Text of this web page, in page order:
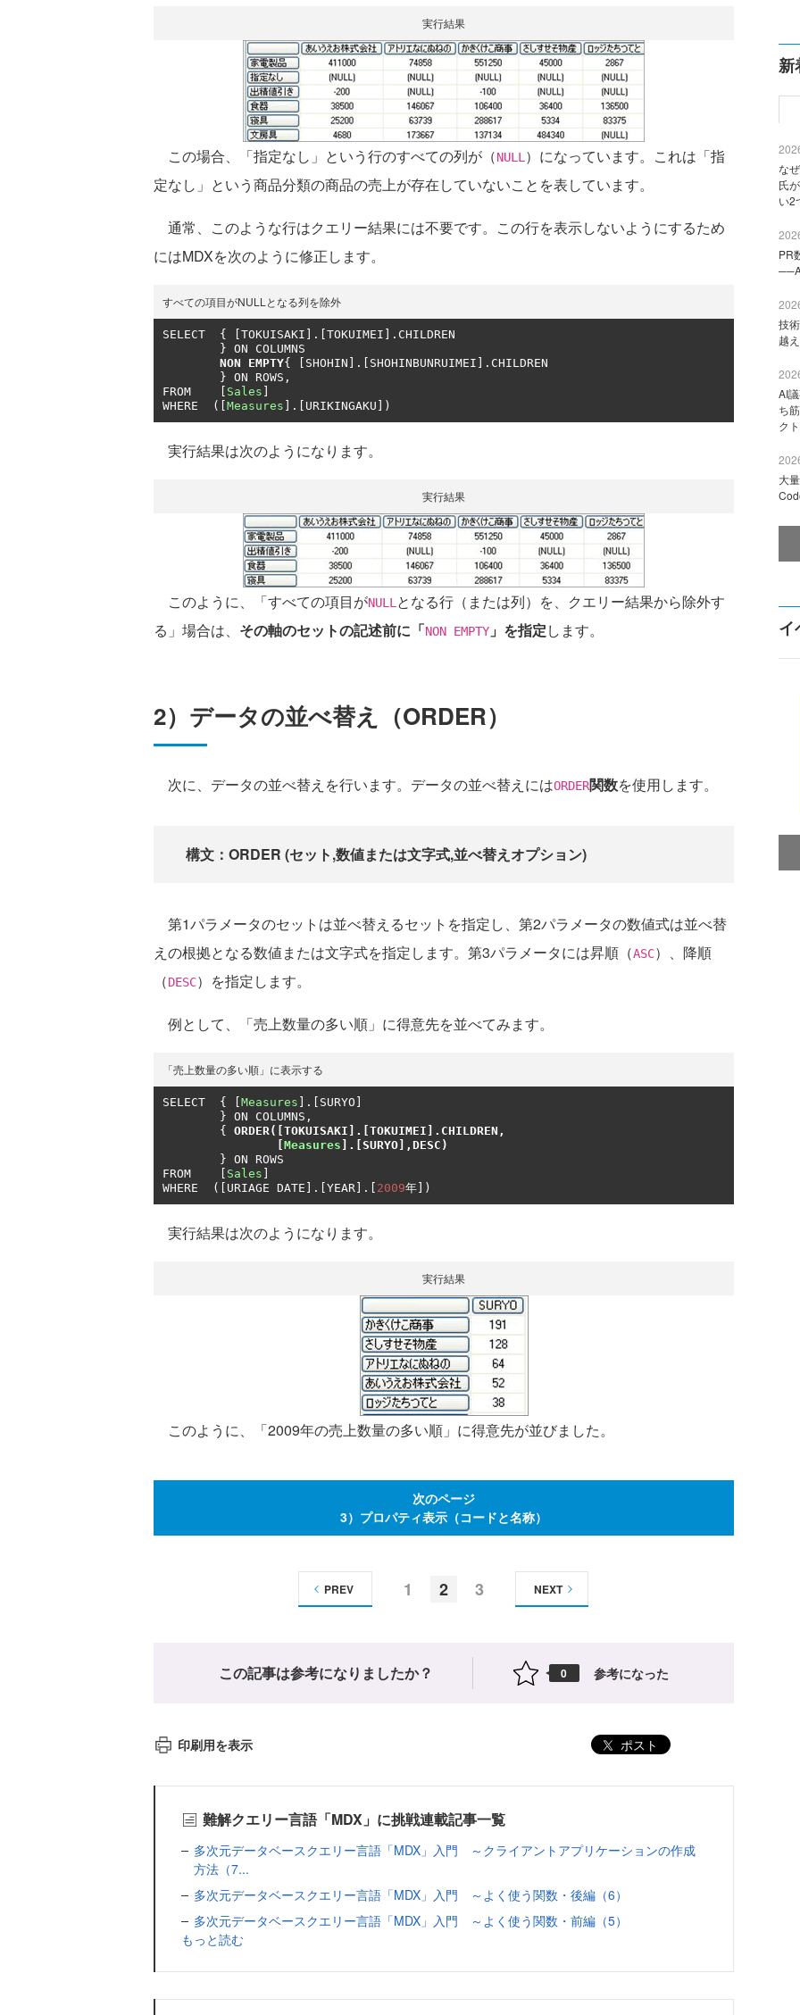
実行結果
この場合、「指定なし」という行のすべての列が（NULL ）になっています。これは「指
定なし」という商品分類の商品の売上が存在していないことを表しています。
通常、このような行はクエリー結果には不要です。この行を表示しないようにするため
にはMDXを次のように修正します。
すべての項目がNULLとなる列を除外
{ TOKUISAKI ].[ TOKUIMEI ]. CHILDREN
} ON COLUMNS
NON EMPTY{ SHOHIN ].[ SHOHINBUNRUIMEI ]. CHILDREN
} ON ROWS ,
Sales
WHERE
([ Measures ].[ URIKINGAKU ])
実行結果は次のようになります。
実行結果
このように、「すべての項目がNULL となる行（または列）を、クエリー結果から除外す
る」場合は、 その軸のセットの記述前に「NON EMPTY 」を指定します。
2）データの並べ替え（ORDER）
次に、データの並べ替えを行います。データの並べ替えにはORDER関数を使用します。
構文：ORDER (セット,数値または文字式,並べ替えオプション)
第1パラメータのセットは並べ替えるセットを指定し、第2パラメータの数値式は並べ替
えの根拠となる数値または文字式を指定します。第3パラメータには昇順（ASC）、降順
（DESC）を指定します。
例として、「売上数量の多い順」に得意先を並べてみます。
「売上数量の多い順」に表示する
{ Measures ].[ SURYO
} ON COLUMNS ,
{
ORDER([ TOKUISAKI ].[ TOKUIMEI ]. CHILDREN ,
Measures ].[ SURYO ], DESC )
} ON ROWS
Sales
WHERE
([ URIAGE DATE ].[ YEAR ].[ 2009年])
実行結果は次のようになります。
実行結果
このように、「2009年の売上数量の多い順」に得意先が並びました。
次のページ
3）プロパティ表示（コードと名称）
1 2 3
PREV NEXT
この記事は参考になりましたか？ 0 参考になった
印刷用を表示 ポスト
難解クエリー言語「MDX」に挑戦連載記事一覧
多次元データベースクエリー言語「MDX」入門 ～クライアントアプリケーションの作成
方法（7...
多次元データベースクエリー言語「MDX」入門 ～よく使う関数・後編（6）
多次元データベースクエリー言語「MDX」入門 ～よく使う関数・前編（5）
もっと読む
新
な
氏
い2
PR
技
越
AI
ち
ク
大
イ